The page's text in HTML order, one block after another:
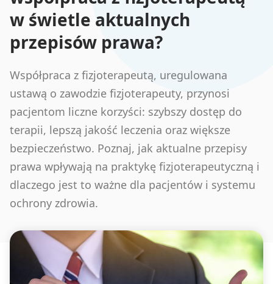
w świetle aktualnych
przepisów prawa?
Współpraca z fizjoterapeutą, uregulowana
ustawą o zawodzie fizjoterapeuty, przynosi
pacjentom liczne korzyści: szybszy dostęp do
terapii, lepszą jakość leczenia oraz większe
bezpieczeństwo. Poznaj, jak aktualne przepisy
prawa wpływają na praktykę fizjoterapeutyczną i
dlaczego jest to ważne dla pacjentów i systemu
ochrony zdrowia.